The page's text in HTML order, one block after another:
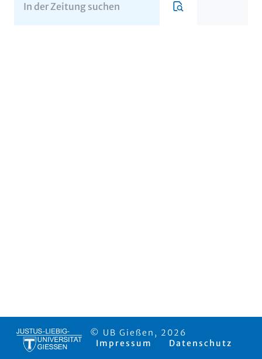
© UB Gießen, 2026
Impressum
Datenschutz